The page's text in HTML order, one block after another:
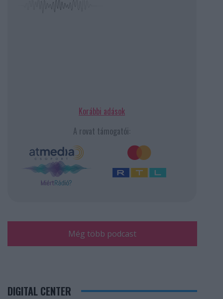
Korábbi adások
A rovat támogatói:
Még több podcast
DIGITAL CENTER